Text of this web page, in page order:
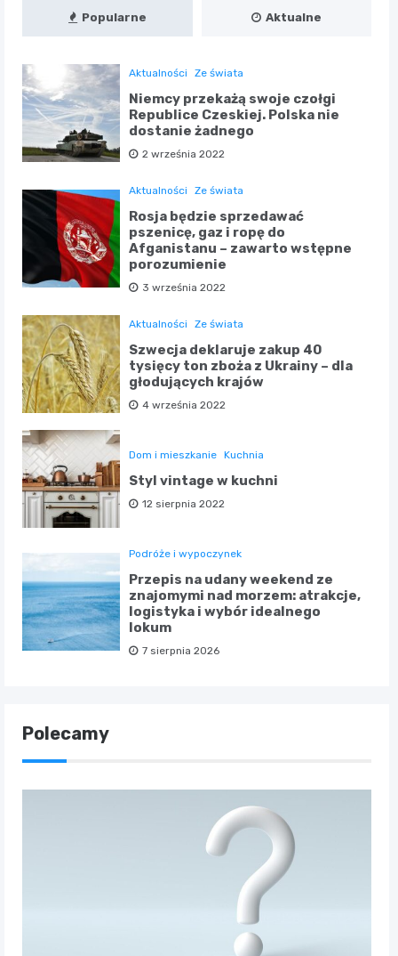
Popularne Aktualne
Aktualności Ze świata
Niemcy przekażą swoje czołgi
Republice Czeskiej. Polska nie
dostanie żadnego
2 września 2022
Aktualności Ze świata
Rosja będzie sprzedawać
pszenicę, gaz i ropę do
Afganistanu – zawarto wstępne
porozumienie
3 września 2022
Aktualności Ze świata
Szwecja deklaruje zakup 40
tysięcy ton zboża z Ukrainy – dla
głodujących krajów
4 września 2022
Dom i mieszkanie Kuchnia
Styl vintage w kuchni
12 sierpnia 2022
Podróże i wypoczynek
Przepis na udany weekend ze
znajomymi nad morzem: atrakcje,
logistyka i wybór idealnego
lokum
7 sierpnia 2026
Polecamy